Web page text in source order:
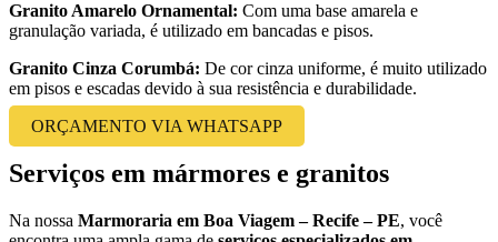
Granito Amarelo Ornamental: Com uma base amarela e
granulação variada, é utilizado em bancadas e pisos.
Granito Cinza Corumbá: De cor cinza uniforme, é muito utilizado
em pisos e escadas devido à sua resistência e durabilidade.
ORÇAMENTO VIA WHATSAPP
Serviços em mármores e granitos
Na nossa Marmoraria em Boa Viagem – Recife – PE, você